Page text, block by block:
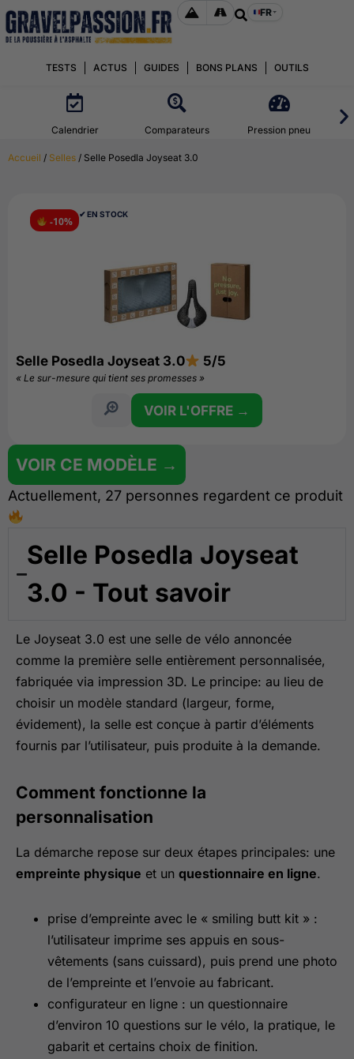
FR
TESTS ACTUS GUIDES BONS PLANS OUTILS
Calendrier Comparateurs Pression pneu
Accueil / Selles / Selle Posedla Joyseat 3.0
VOIR CE MODÈLE →
Actuellement, 27 personnes regardent ce produit
Selle Posedla Joyseat
3.0 - Tout savoir
Le Joyseat 3.0 est une selle de vélo annoncée
comme la première selle entièrement personnalisée,
fabriquée via impression 3D. Le principe: au lieu de
choisir un modèle standard (largeur, forme,
évidement), la selle est conçue à partir d’éléments
fournis par l’utilisateur, puis produite à la demande.
Comment fonctionne la
personnalisation
La démarche repose sur deux étapes principales: une
empreinte physique et un questionnaire en ligne.
prise d’empreinte avec le « smiling butt kit » :
l’utilisateur imprime ses appuis en sous-
vêtements (sans cuissard), puis prend une photo
de l’empreinte et l’envoie au fabricant.
configurateur en ligne : un questionnaire
d’environ 10 questions sur le vélo, la pratique, le
gabarit et certains choix de finition.
-10%
✔︎ EN STOCK
Selle Posedla Joyseat 3.0 5/5
« Le sur-mesure qui tient ses promesses »
VOIR L'OFFRE →